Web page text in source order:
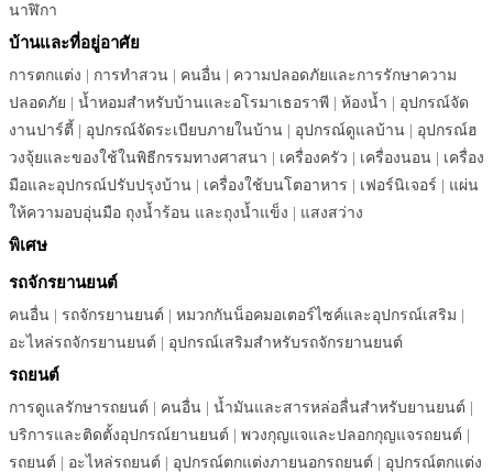
นาฬิกา
บ้านและที่อยู่อาศัย
การตกแต่ง | การทำสวน | คนอื่น | ความปลอดภัยและการรักษาความ
ปลอดภัย | น้ำหอมสำหรับบ้านและอโรมาเธอราพี | ห้องน้ำ | อุปกรณ์จัด
งานปาร์ตี้ | อุปกรณ์จัดระเบียบภายในบ้าน | อุปกรณ์ดูแลบ้าน | อุปกรณ์ฮ
วงจุ้ยและของใช้ในพิธีกรรมทางศาสนา | เครื่องครัว | เครื่องนอน | เครื่อง
มือและอุปกรณ์ปรับปรุงบ้าน | เครื่องใช้บนโตอาหาร | เฟอร์นิเจอร์ | แผ่น
ให้ความอบอุ่นมือ ถุงน้ำร้อน และถุงน้ำแข็ง | แสงสว่าง
พิเศษ
รถจักรยานยนต์
คนอื่น | รถจักรยานยนต์ | หมวกกันน็อคมอเตอร์ไซค์และอุปกรณ์เสริม |
อะไหล่รถจักรยานยนต์ | อุปกรณ์เสริมสำหรับรถจักรยานยนต์
รถยนต์
การดูแลรักษารถยนต์ | คนอื่น | น้ำมันและสารหล่อลื่นสำหรับยานยนต์ |
บริการและติดตั้งอุปกรณ์ยานยนต์ | พวงกุญแจและปลอกกุญแจรถยนต์ |
รถยนต์ | อะไหล่รถยนต์ | อุปกรณ์ตกแต่งภายนอกรถยนต์ | อุปกรณ์ตกแต่ง